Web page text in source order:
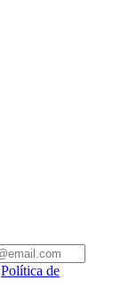
Política de